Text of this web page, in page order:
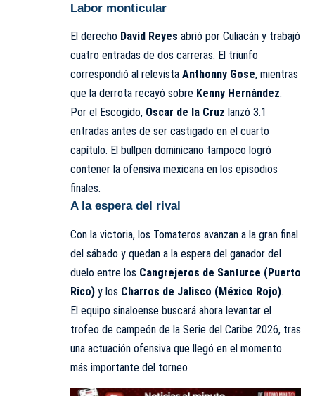
Labor monticular
El derecho David Reyes abrió por Culiacán y trabajó
cuatro entradas de dos carreras. El triunfo
correspondió al relevista Anthonny Gose, mientras
que la derrota recayó sobre Kenny Hernández.
Por el Escogido, Oscar de la Cruz lanzó 3.1
entradas antes de ser castigado en el cuarto
capítulo. El bullpen dominicano tampoco logró
contener la ofensiva mexicana en los episodios
finales.
A la espera del rival
Con la victoria, los Tomateros avanzan a la gran final
del sábado y quedan a la espera del ganador del
duelo entre los Cangrejeros de Santurce (Puerto
Rico) y los Charros de Jalisco (México Rojo).
El equipo sinaloense buscará ahora levantar el
trofeo de campeón de la Serie del Caribe 2026, tras
una actuación ofensiva que llegó en el momento
más importante del torneo